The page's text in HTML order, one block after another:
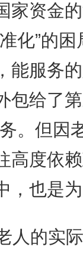
家资金
化”的
能服务
包给了
。但因
高度依
，也是
人的实